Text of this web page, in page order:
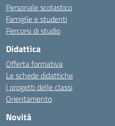
Personale scolastico
Famiglie e studenti
Percorsi di studio
Didattica
Offerta formativa
Le schede didattiche
I progetti delle classi
Orientamento
Novità